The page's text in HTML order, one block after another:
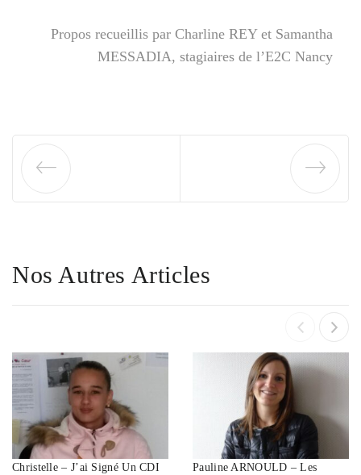
Propos recueillis par Charline REY et Samantha
MESSADIA, stagiaires de l’E2C Nancy
Nos Autres Articles
Christelle – J’ai Signé Un CDI
Pauline ARNOULD – Les